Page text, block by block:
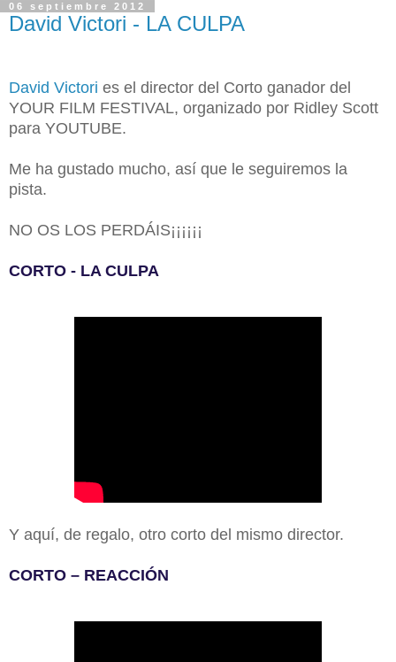
06 septiembre 2012
David Victori - LA CULPA
David Victori es el director del Corto ganador del
YOUR FILM FESTIVAL, organizado por Ridley Scott
para YOUTUBE.
Me ha gustado mucho, así que le seguiremos la
pista.
NO OS LOS PERDÁIS¡¡¡¡¡¡
CORTO - LA CULPA
Y aquí, de regalo, otro corto del mismo director.
CORTO – REACCIÓN